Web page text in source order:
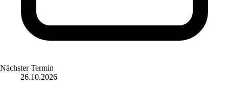
Nächster Termin
26.10.2026